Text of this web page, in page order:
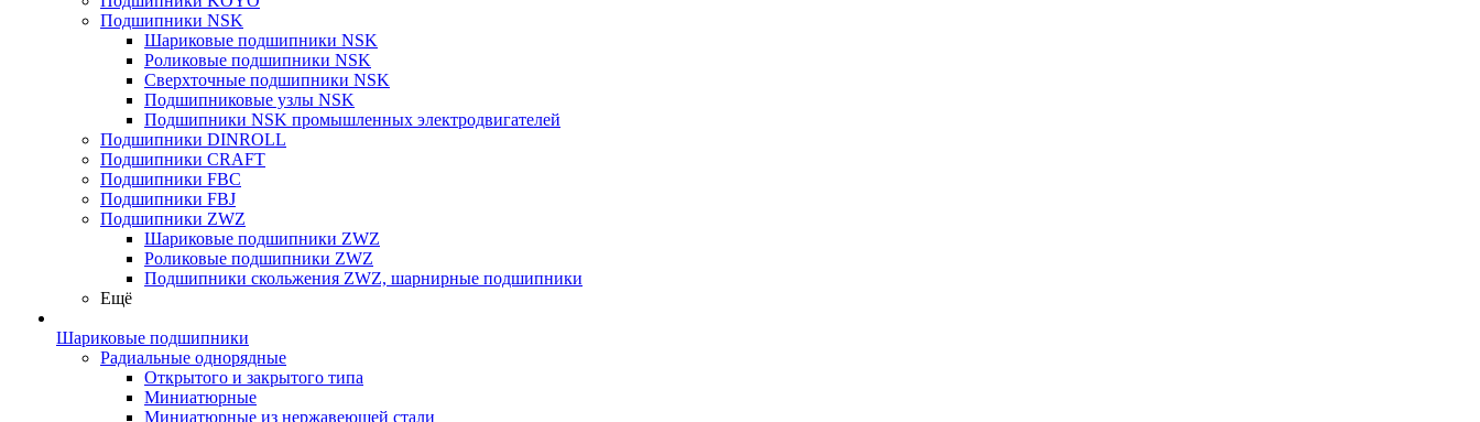
Подшипники NSK
Шариковые подшипники NSK
Роликовые подшипники NSK
Сверхточные подшипники NSK
Подшипниковые узлы NSK
Подшипники NSK промышленных электродвигателей
Подшипники DINROLL
Подшипники CRAFT
Подшипники FBC
Подшипники FBJ
Подшипники ZWZ
Шариковые подшипники ZWZ
Роликовые подшипники ZWZ
Подшипники скольжения ZWZ, шарнирные подшипники
Ещё
Шариковые подшипники
Радиальные однорядные
Открытого и закрытого типа
Миниатюрные
Миниатюрные из нержавеющей стали